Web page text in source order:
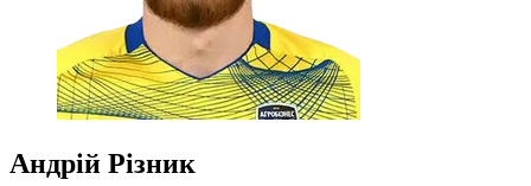
Андрій Різник